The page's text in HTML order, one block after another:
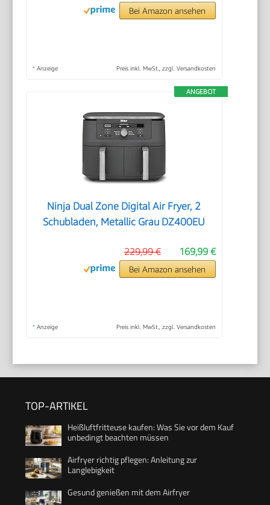
Bei Amazon ansehen
* Anzeige Preis inkl. MwSt., zzgl. Versandkosten
ANGEBOT
Ninja Dual Zone Digital Air Fryer, 2
Schubladen, Metallic Grau DZ400EU
169,99 €
229,99 €
Bei Amazon ansehen
* Anzeige Preis inkl. MwSt., zzgl. Versandkosten
TOP-ARTIKEL
Heißluftfritteuse kaufen: Was Sie vor dem Kauf
unbedingt beachten müssen
Airfryer richtig pflegen: Anleitung zur
Langlebigkeit
Gesund genießen mit dem Airfryer